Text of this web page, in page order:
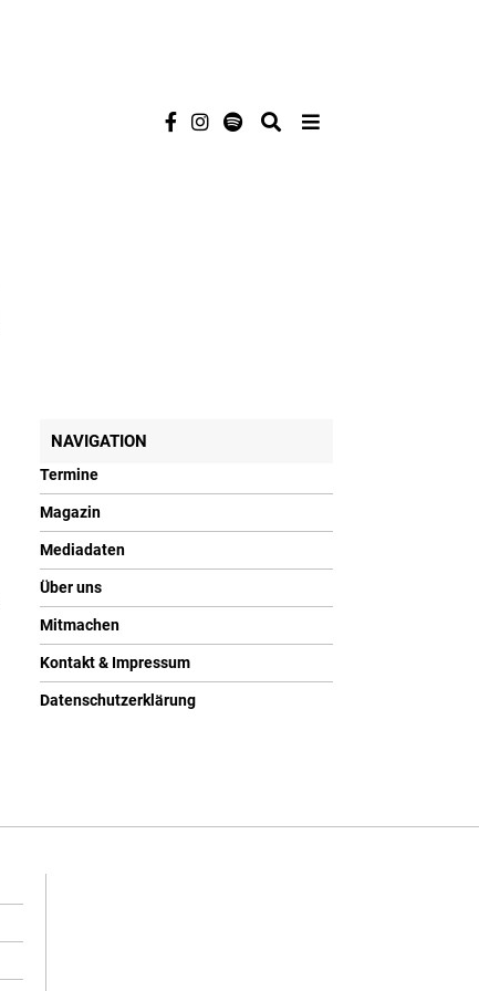
NAVIGATION
Termine
Magazin
Mediadaten
Über uns
Mitmachen
Kontakt & Impressum
Datenschutzerklärung